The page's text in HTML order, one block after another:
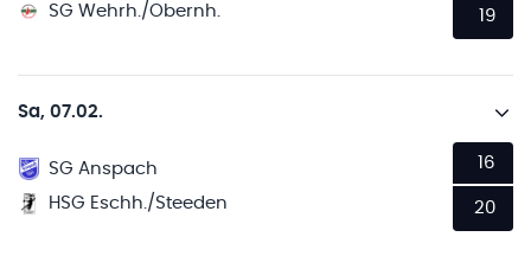
SG Wehrh./Obernh.
19
Sa, 07.02.
SG Anspach
HSG Eschh./Steeden
16
20